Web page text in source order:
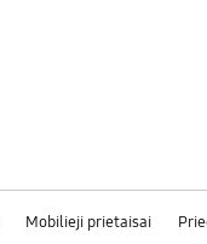
Mobilieji prietaisai